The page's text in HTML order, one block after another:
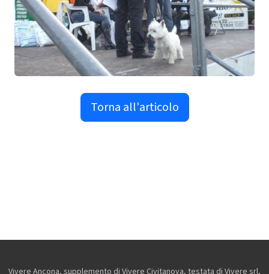
Torna all'articolo